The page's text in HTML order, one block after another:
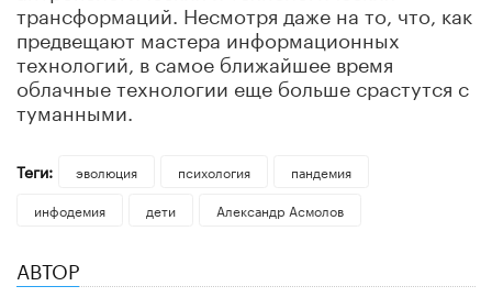
трансформаций. Несмотря даже на то, что, как
предвещают мастера информационных
технологий, в самое ближайшее время
облачные технологии еще больше срастутся с
туманными.
Теги: эволюция психология
пандемия
инфодемия
дети Александр Асмолов
АВТОР